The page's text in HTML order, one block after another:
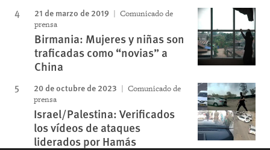
21 de marzo de 2019
Comunicado de
prensa
Birmania: Mujeres y niñas son
traficadas como “novias” a
China
20 de octubre de 2023
Comunicado de
prensa
Israel/Palestina: Verificados
los vídeos de ataques
liderados por Hamás